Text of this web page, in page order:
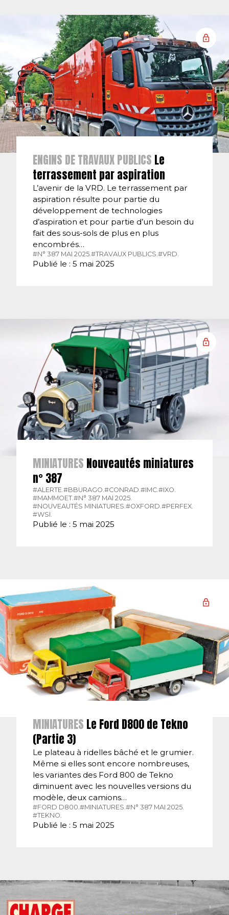
ENGINS DE TRAVAUX PUBLICS Le
terrassement par aspiration
L’avenir de la VRD. Le terrassement par
aspiration résulte pour partie du
développement de technologies
d’aspiration et pour partie d’un besoin du
fait des sous-sols de plus en plus
encombrés…
#N° 387 MAI 2025. #TRAVAUX PUBLICS. #VRD.
Publié le : 5 mai 2025
MINIATURES Nouveautés miniatures
n° 387
#ALERTE.#BBURAGO.#CONRAD.#IMC.#IXO.
#MAMMOET.#N° 387 MAI 2025.
#NOUVEAUTÉS MINIATURES.#OXFORD.#PERFEX.
#WSI.
Publié le : 5 mai 2025
MINIATURES Le Ford D800 de Tekno
(Partie 3)
Le plateau à ridelles bâché et le grumier.
Même si elles sont encore nombreuses,
les variantes des Ford 800 de Tekno
diminuent avec les nouvelles versions du
modèle, deux camions…
#FORD D800.#MINIATURES.#N° 387 MAI 2025.
#TEKNO.
Publié le : 5 mai 2025